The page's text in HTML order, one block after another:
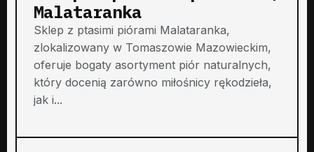
Malataranka
Sklep z ptasimi piórami Malataranka,
zlokalizowany w Tomaszowie Mazowieckim,
oferuje bogaty asortyment piór naturalnych,
który docenią zarówno miłośnicy rękodzieła,
jak i...